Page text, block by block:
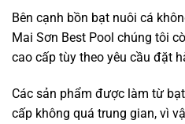
Bên cạnh bồn bạt nuôi cá
Mai Sơn Best Pool chúng tôi
cao cấp tùy theo yêu cầu đặt
Các sản phẩm được làm từ
cấp không quá trung gian, vì